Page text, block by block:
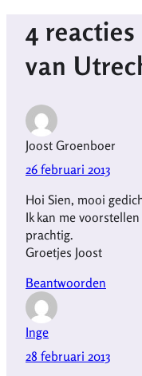
4
van
Joost Groenboer
26 februari 2013
Hoi Sien, mooi
Ik kan me
prachtig.
Groetjes Joost
Beantwoorden
Inge
28 februari 2013